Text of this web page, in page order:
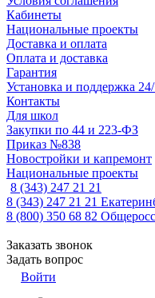
Кабинеты
Национальные проекты
Доставка и оплата
Оплата и доставка
Гарантия
Установка и поддержка
Контакты
Для школ
Закупки по 44 и 223-ФЗ
Приказ №838
Новостройки и капремонт
Национальные проекты
8 (343) 247 21 21
8 (343) 247 21 21
8 (800) 350 68 82
Заказать звонок
Задать вопрос
Войти